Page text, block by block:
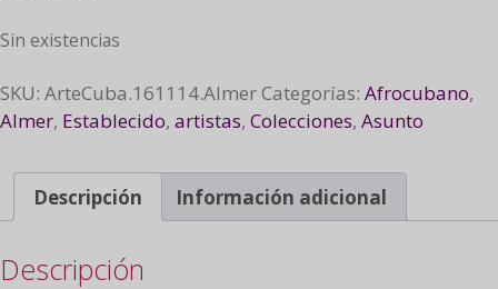
Sin existencias
SKU: ArteCuba.161114.AlmerCategorías: Afrocubano,
Almer, Establecido, artistas, Colecciones, Asunto
Descripción Información adicional
Descripción